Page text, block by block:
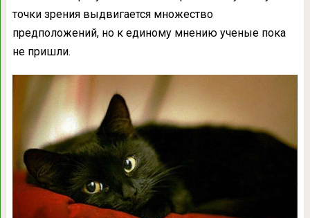
точки зрения выдвигается множество
предположений, но к единому мнению ученые пока
не пришли.